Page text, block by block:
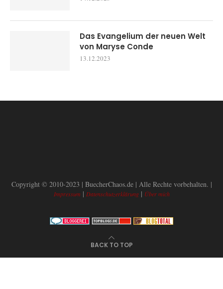
Das Evangelium der neuen Welt
von Maryse Conde
13.12.2023
Copyright © 2010-2023 | BuecherChaos.de | Alle Rechte vorbehalten. |
Impressum | Datenschutzerklärung| Über mich
BACK TO TOP